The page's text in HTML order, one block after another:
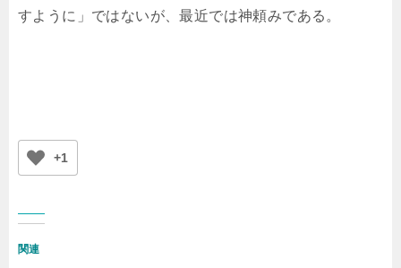
すように」ではないが、最近では神頼みである。
+1
関連